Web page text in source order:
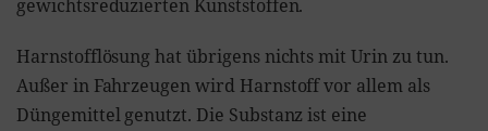
gewichtsreduzierten Kunststoffen.
Harnstofflösung hat übrigens nichts mit Urin zu tun.
Außer in Fahrzeugen wird Harnstoff vor allem als
Düngemittel genutzt. Die Substanz ist eine